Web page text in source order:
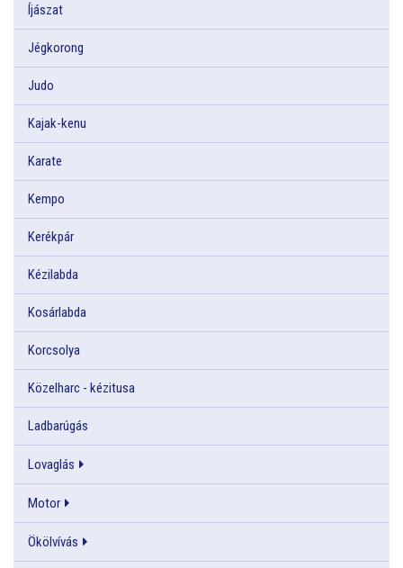
Íjászat
Jégkorong
Judo
Kajak-kenu
Karate
Kempo
Kerékpár
Kézilabda
Kosárlabda
Korcsolya
Közelharc - kézitusa
Ladbarúgás
Lovaglás
Motor
Ökölvívás